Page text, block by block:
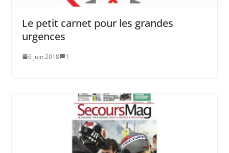
Le petit carnet pour les grandes
urgences
6 juin 2018 1